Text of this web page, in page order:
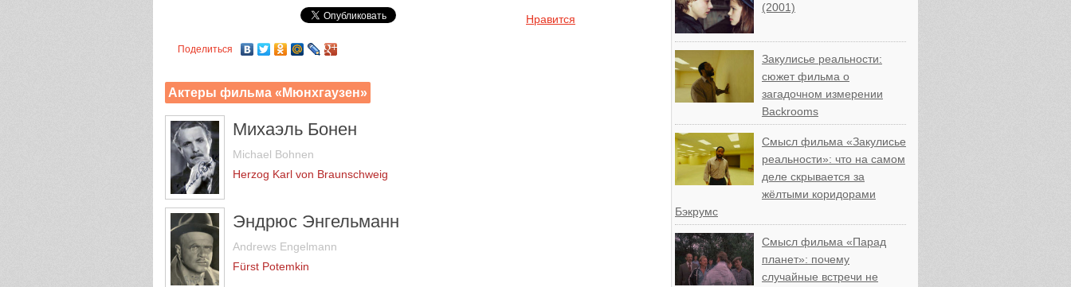
Нравится
Поделиться
Актеры фильма «Мюнхгаузен»
Михаэль Бонен
Michael Bohnen
Herzog Karl von Braunschweig
Эндрюс Энгельманн
Andrews Engelmann
Fürst Potemkin
(2001)
Закулисье реальности:
сюжет фильма о
загадочном измерении
Backrooms
Смысл фильма «Закулисье
реальности»: что на самом
деле скрывается за
жёлтыми коридорами
Бэкрумс
Смысл фильма «Парад
планет»: почему
случайные встречи не